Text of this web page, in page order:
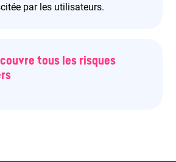
par les utilisateurs.
tous les risques